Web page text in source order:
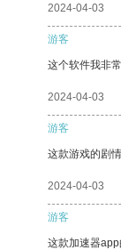
2024-04-03
游客
这个软件我非
2024-04-03
游客
这款游戏的剧
2024-04-03
游客
这款加速器